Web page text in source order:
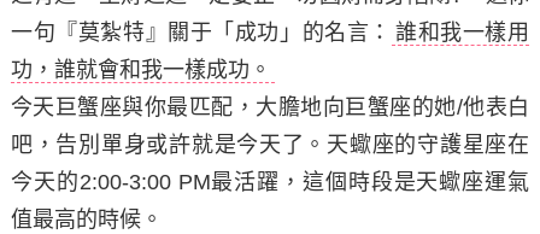
一句『莫紮特』關于「成功」的名言： 誰和我一樣用
功，誰就會和我一樣成功。
今天巨蟹座與你最匹配，大膽地向巨蟹座的她/他表白
吧，告別單身或許就是今天了。天蠍座的守護星座在
今天的2:00-3:00 PM最活躍，這個時段是天蠍座運氣
值最高的時候。